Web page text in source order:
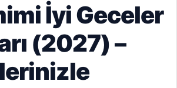
İyi Geceler
(2027) –